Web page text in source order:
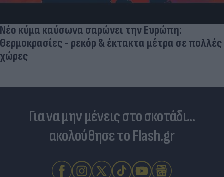
Νέο κύμα καύσωνα σαρώνει την Ευρώπη:
Θερμοκρασίες - ρεκόρ & έκτακτα μέτρα σε πολλές
χώρες
Για να μην μένεις στο σκοτάδι...
ακολούθησε το Flash.gr